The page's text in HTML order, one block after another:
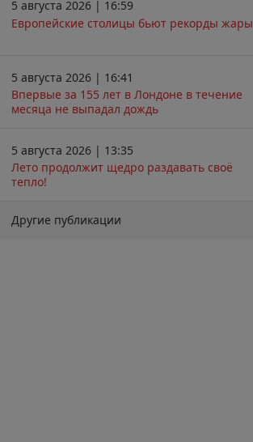
5 августа 2026 | 16:59
Европейские столицы бьют рекорды жары
5 августа 2026 | 16:41
Впервые за 155 лет в Лондоне в течение
месяца не выпадал дождь
5 августа 2026 | 13:35
Лето продолжит щедро раздавать своё
тепло!
Другие публикации